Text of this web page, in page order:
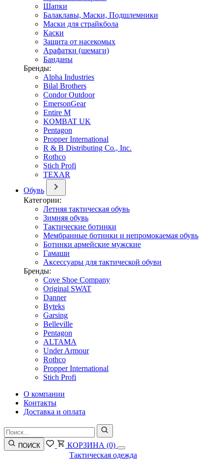
Шапки
Балаклавы, Маски, Подшлемники
Маски для страйкбола
Каски
Защита от насекомых
Арафатки (шемаги)
Банданы
Бренды:
Alpha Industries
Bilal Brothers
Condor Outdoor
EmersonGear
Entire M
KOMBAT UK
Pentagon
Propper International
R & B Distributing Co., Inc.
Rothco
Stich Profi
TEXAR
Обувь
Категории:
Летняя тактическая обувь
Зимняя обувь
Тактические ботинки
Мембранные ботинки и непромокаемая обувь
Ботинки армейские мужские
Гамаши
Аксессуары для тактической обуви
Бренды:
Cove Shoe Company
Original SWAT
Danner
Byteks
Garsing
Belleville
Pentagon
ALTAMA
Under Armour
Rothco
Propper International
Stich Profi
О компании
Контакты
Доставка и оплата
ПОИСК КОРЗИНА (0)
Тактическая одежда